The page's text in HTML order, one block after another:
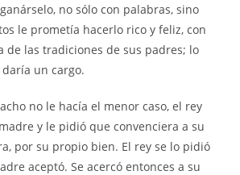
no sólo con palabras, sino
le prometía hacerlo rico y feliz, con
de las tradiciones de sus padres; lo
un cargo.
no le hacía el menor caso, el rey
y le pidió que convenciera a su
por su propio bien. El rey se lo pidió
aceptó. Se acercó entonces a su